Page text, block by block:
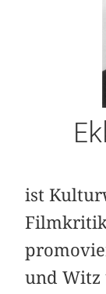
ist
und Witz